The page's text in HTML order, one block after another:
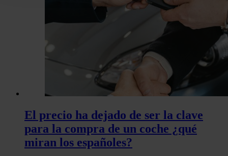
la Declaración de cookies.
Las cookies de este sitio web se usan para personalizar el
y los anuncios, ofrecer funciones de redes sociales y
tráfico. Además, compartimos información sobre el uso que
sitio web con nuestros partners de redes sociales,
análisis web, quienes pueden combinarla con otra
haya proporcionado o que hayan recopilado a partir del uso
El precio ha dejado de ser la clave
para la compra de un coche ¿qué
miran los españoles?